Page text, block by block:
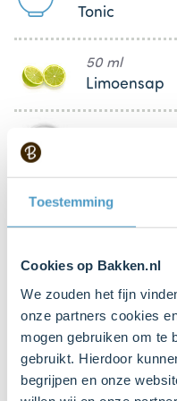
Toestemming
Cookies op Bakken.nl
We zouden het fijn
onze partners cookies
mogen gebruiken om te
gebruikt. Hierdoor
begrijpen en onze
Tonic
50 ml
Limoensap
250 ml
Verse
Keukenspullen
Springvorm
Bestel dit